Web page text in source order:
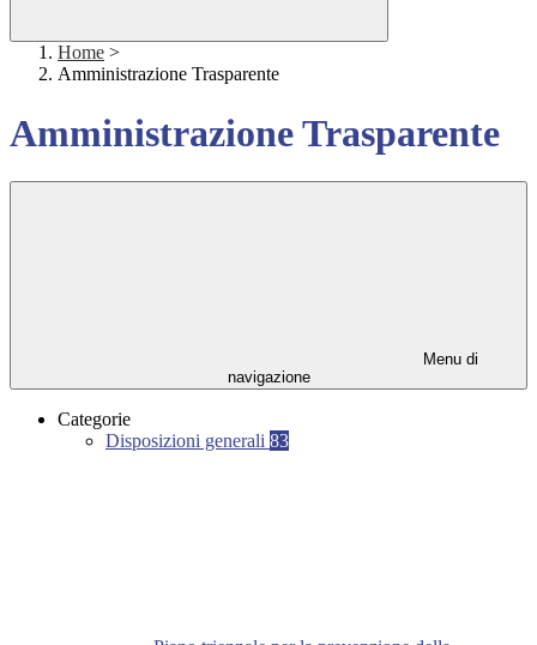
Home >
Amministrazione Trasparente
Amministrazione Trasparente
Menu di
navigazione
Categorie
Disposizioni generali 83